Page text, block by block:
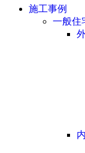
施工事例
一般住